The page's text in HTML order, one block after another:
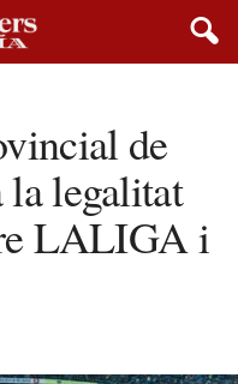
de
legalitat
LALIGA i